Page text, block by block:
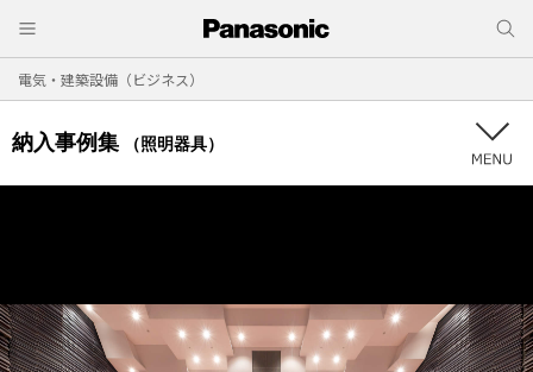
電気・建築設備（ビジネス）
納入事例集 （照明器具）